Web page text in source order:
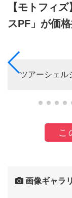
【モトフィ
スPF」が価
ツアーシェル
こ
画像ギャラ